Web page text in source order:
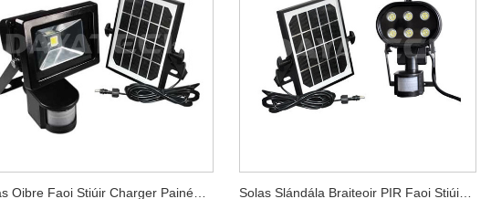
Solas Oibre Faoi Stiúir Charger Painéal Gréine 10w Solas Slándála Braiteoir PIR Faoi Stiúir Gréine